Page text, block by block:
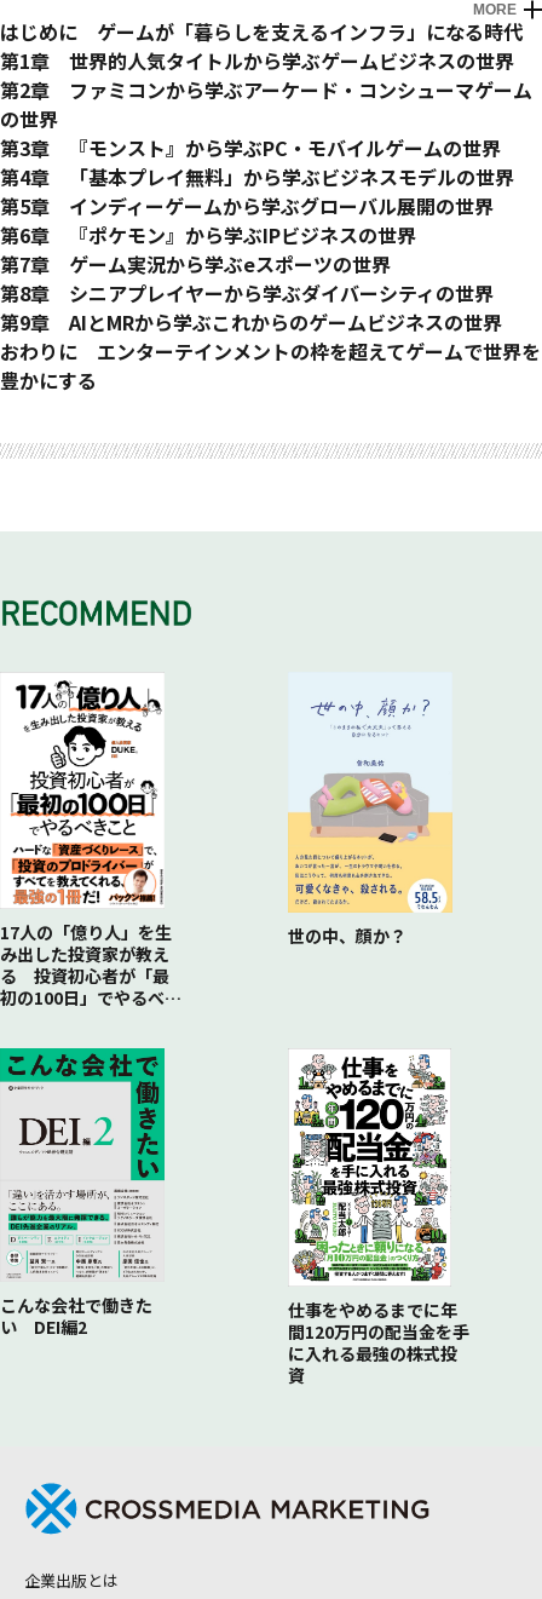
MORE
はじめに ゲームが「暮らしを支えるインフラ」になる時代
第1章 世界的人気タイトルから学ぶゲームビジネスの世界
1 右肩上がりのゲーム市場
2 1億人がプレイするゲームの特徴
3 デジタルゲームの50年史
4 プレイ人口の増大を支える収益モデル
5 なぜ無課金ユーザーの存在が重要なのか
6 なぜ日本から世界的ゲームが生まれないのか
COLUMN 任天堂の底力
第2章 ファミコンから学ぶアーケード・コンシューマゲーム
の世界
1 『スペースインベーダー』の衝撃
2 ファミコンの何が画期的だったか
3 サードパーティの出現による市場拡大
4 プレイステーションとセガサターンによるゲーム文化の確
立
5 アーケードゲームの差別化戦略
6 オンライン接続が当たり前の時代に
COLUMN プレイステーションがもたらした意外な波及効果
第3章 『モンスト』から学ぶPC・モバイルゲームの世界
1 海外と日本のゲームハード事情
2 日本ではなぜPCゲームがマイナーなのか
3 ゲーミングPCが普及しつつある理由
4 フィーチャーフォンの時代
5 スマホゲームはなぜ爆発的に普及したか
6 人気タイトルの長期政権化
COLUMN ランク帯の名前の不思議
第4章 「基本プレイ無料」から学ぶビジネスモデルの世界
1 なぜアーケードゲームの1プレイ料金の値上げは難しいの
か
2 コンシューマゲームの買い切りモデルを支える仕組み
3 着せ替えアイテムが収益の柱になる理由
4 課金と強さの関係
5 広告収入モデルの魅力
6 広告収入モデルの課題
しないのか
第5章 インディーゲームから学ぶグローバル展開の世界
1 『マインクラフト』もインディーゲーム！？
2 ゲームエンジンがゲーム開発の常識を変えた
3 インディーゲームのパブリッシング力を高める仕組み
4 デベロッパーとパブリッシャー
5 ローカライズの奥深さ
6 高難易度の巨大市場―中国
第6章 『ポケモン』から学ぶIPビジネスの世界
1 なぜ日本のゲームには世界的な人気があるのか
2 日本という「キャラクター天国」
3 世界的キャラクターの強さを支えるもの
4 『ポケモン』を飛躍させたメディアミックスの力
5 なぜメーカーの枠を超えたキャラクターの共演が実現する
6 IPの掘り起こしという戦略
COLUMN 「移植」「リマスター」「リメイク」「リブー
第7章 ゲーム実況から学ぶeスポーツの世界
1 観戦がゲーム文化を牽引する時代
2 新たな職業の誕生―プロゲーマーとゲーム配信者
3 コミュニティから公式大会へ
4 世界同時多発的にeスポーツが普及
6 オリンピックやワールドカップの設立
COLUMN 高校生eスポーツの最前線
第8章 シニアプレイヤーから学ぶダイバーシティの世界
1 「ゲーム＝悪」の時代の終わり
2 男女・年齢にかかわりなく活躍できる世界
3 障害者によるeスポーツへの参画
5 地方活性化に貢献するeスポーツ
6 社会人eスポーツの登場
第9章 AIとMRから学ぶこれからのゲームビジネスの世界
1 ゲームとAIの深い関係
2 AIがゲームをつくる時代へ
4 アップルビジョン プロがもたらす未来
5 ゲーミフィケーションの可能性
おわりに エンターテインメントの枠を超えてゲームで世界を
豊かにする
17人の「億り人」を生
み出した投資家が教え
る 投資初心者が「最
初の100日」でやるべき
世の中、顔か？
こんな会社で働きた
い DEI編2
仕事をやめるまでに年
間120万円の配当金を手
に入れる最強の株式投
資
企業出版とは